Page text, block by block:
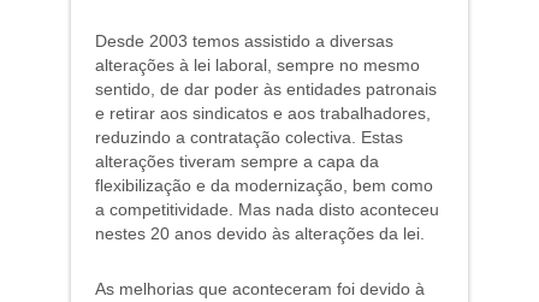
Desde 2003 temos assistido a diversas
alterações à lei laboral, sempre no mesmo
sentido, de dar poder às entidades patronais
e retirar aos sindicatos e aos trabalhadores,
reduzindo a contratação colectiva. Estas
alterações tiveram sempre a capa da
flexibilização e da modernização, bem como
a competitividade. Mas nada disto aconteceu
nestes 20 anos devido às alterações da lei.
As melhorias que aconteceram foi devido à